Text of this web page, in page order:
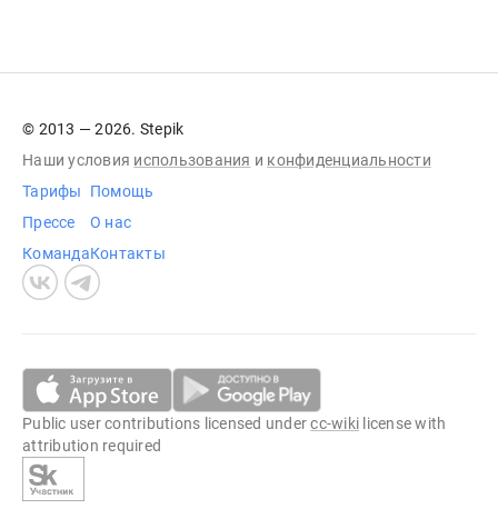
© 2013 — 2026. Stepik
Наши условия использования и конфиденциальности
Тарифы
Прессе
Команда
Помощь
О нас
Контакты
Public user contributions licensed undercc-wiki license with
attribution required